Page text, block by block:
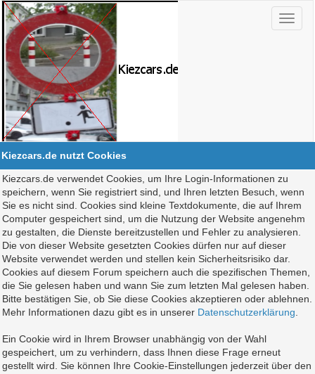
Kiezcars.de nutzt Cookies
Kiezcars.de verwendet Cookies, um Ihre Login-Informationen zu
speichern, wenn Sie registriert sind, und Ihren letzten Besuch, wenn
Sie es nicht sind. Cookies sind kleine Textdokumente, die auf Ihrem
Computer gespeichert sind, um die Nutzung der Website angenehm
zu gestalten, die Dienste bereitzustellen und Fehler zu analysieren.
Die von dieser Website gesetzten Cookies dürfen nur auf dieser
Website verwendet werden und stellen kein Sicherheitsrisiko dar.
Cookies auf diesem Forum speichern auch die spezifischen Themen,
die Sie gelesen haben und wann Sie zum letzten Mal gelesen haben.
Bitte bestätigen Sie, ob Sie diese Cookies akzeptieren oder ablehnen.
Mehr Informationen dazu gibt es in unserer Datenschutzerklärung
Ein Cookie wird in Ihrem Browser unabhängig von der Wahl
gespeichert, um zu verhindern, dass Ihnen diese Frage erneut
gestellt wird. Sie können Ihre Cookie-Einstellungen jederzeit über den